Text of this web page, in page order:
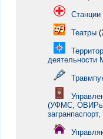
Театры
деятельности
(УФМС, ОВИРы,